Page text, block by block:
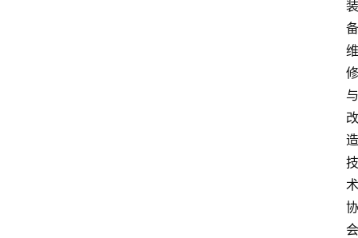
装
备
维
修
与
改
造
技
术
协
会